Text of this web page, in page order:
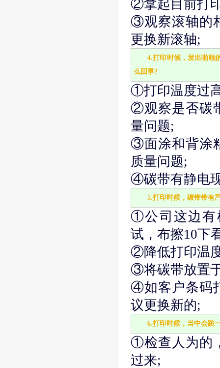
②拿起目前打
③观察滚轴的
更换新滚轴;
4.打印时候，发出啪啪
么回事?
①打印温度过
②观察是否碳
量问题;
③面涂和背涂
质量问题;
④碳带有静电
5.打印时候，碳带带有
①公司这边有
试，布擦10下
②降低打印温
③将碳带放置
④如客户条码
议更换新的;
6.打印时候，当中会跳
①检查人为的
过来;